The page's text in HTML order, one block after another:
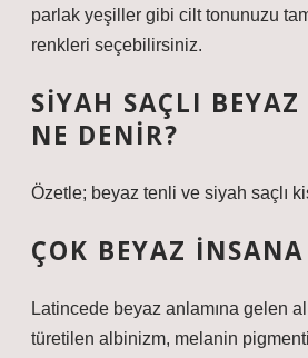
parlak yeşiller gibi cilt tonunuzu
renkleri seçebilirsiniz.
SIYAH SAÇLI BEYAZ
NE DENIR?
Özetle; beyaz tenli ve siyah saçlı
ÇOK BEYAZ
Latincede beyaz anlamına gelen
türetilen albinizm, melanin